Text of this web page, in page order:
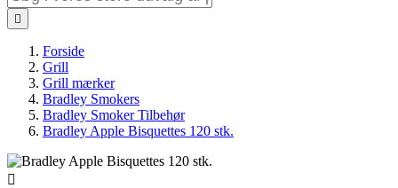

Forside
Grill
Grill mærker
Bradley Smokers
Bradley Smoker Tilbehør
Bradley Apple Bisquettes 120 stk.
